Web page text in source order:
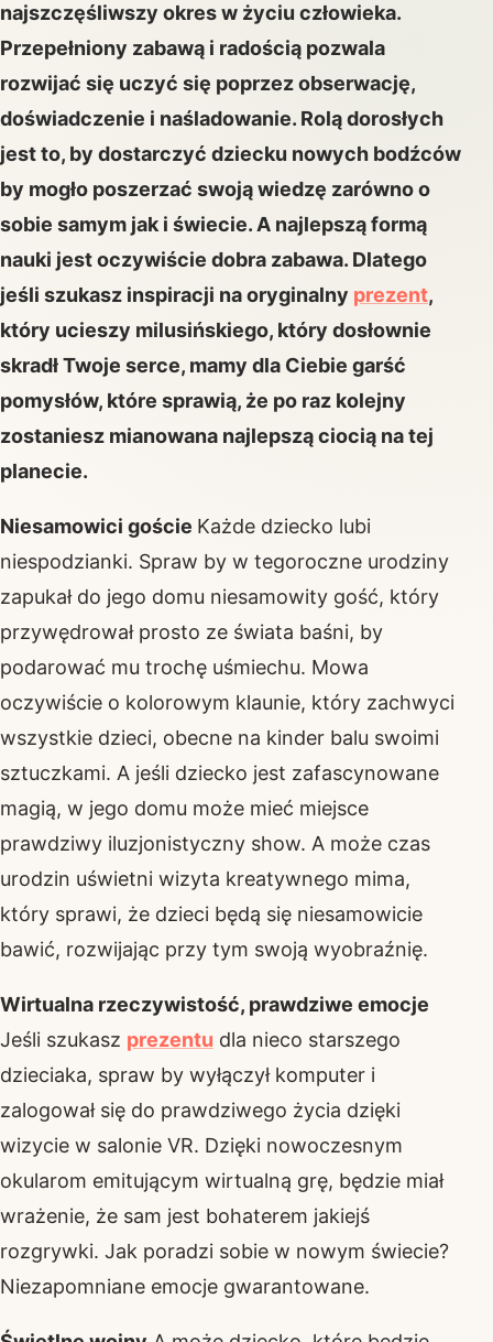
najszczęśliwszy okres w życiu człowieka.
Przepełniony zabawą i radością pozwala
rozwijać się uczyć się poprzez obserwację,
doświadczenie i naśladowanie. Rolą dorosłych
jest to, by dostarczyć dziecku nowych bodźców
by mogło poszerzać swoją wiedzę zarówno o
sobie samym jak i świecie. A najlepszą formą
nauki jest oczywiście dobra zabawa. Dlatego
jeśli szukasz inspiracji na oryginalny prezent,
który ucieszy milusińskiego, który dosłownie
skradł Twoje serce, mamy dla Ciebie garść
pomysłów, które sprawią, że po raz kolejny
zostaniesz mianowana najlepszą ciocią na tej
planecie.
Niesamowici goście Każde dziecko lubi
niespodzianki. Spraw by w tegoroczne urodziny
zapukał do jego domu niesamowity gość, który
przywędrował prosto ze świata baśni, by
podarować mu trochę uśmiechu. Mowa
oczywiście o kolorowym klaunie, który zachwyci
wszystkie dzieci, obecne na kinder balu swoimi
sztuczkami. A jeśli dziecko jest zafascynowane
magią, w jego domu może mieć miejsce
prawdziwy iluzjonistyczny show. A może czas
urodzin uświetni wizyta kreatywnego mima,
który sprawi, że dzieci będą się niesamowicie
bawić, rozwijając przy tym swoją wyobraźnię.
Wirtualna rzeczywistość, prawdziwe emocje
Jeśli szukasz prezentu dla nieco starszego
dzieciaka, spraw by wyłączył komputer i
zalogował się do prawdziwego życia dzięki
wizycie w salonie VR. Dzięki nowoczesnym
okularom emitującym wirtualną grę, będzie miał
wrażenie, że sam jest bohaterem jakiejś
rozgrywki. Jak poradzi sobie w nowym świecie?
Niezapomniane emocje gwarantowane.